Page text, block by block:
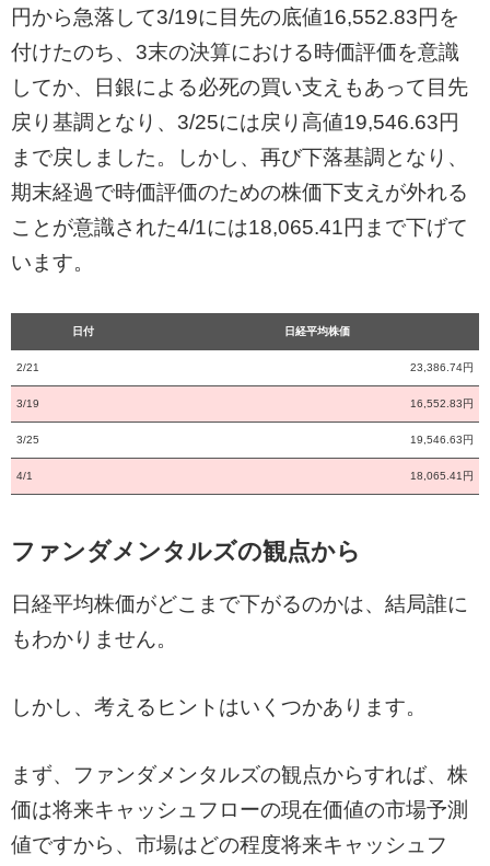
円から急落して3/19に目先の底値16,552.83円を
付けたのち、3末の決算における時価評価を意識
してか、日銀による必死の買い支えもあって目先
戻り基調となり、3/25には戻り高値19,546.63円
まで戻しました。しかし、再び下落基調となり、
期末経過で時価評価のための株価下支えが外れる
ことが意識された4/1には18,065.41円まで下げて
います。
日付 日経平均株価
2/21 23,386.74円
3/19 16,552.83円
3/25 19,546.63円
4/1 18,065.41円
ファンダメンタルズの観点から
日経平均株価がどこまで下がるのかは、結局誰に
もわかりません。
しかし、考えるヒントはいくつかあります。
まず、ファンダメンタルズの観点からすれば、株
価は将来キャッシュフローの現在価値の市場予測
値ですから、市場はどの程度将来キャッシュフ